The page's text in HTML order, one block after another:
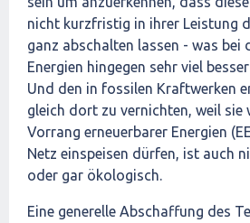
nicht kurzfristig in ihrer Leistung
ganz abschalten lassen - was bei
Energien hingegen sehr viel
Und den in fossilen Kraftwerken
gleich dort zu vernichten, weil sie
Vorrang erneuerbarer Energien
Netz einspeisen dürfen, ist auch
oder gar ökologisch.
Eine generelle Abschaffung des